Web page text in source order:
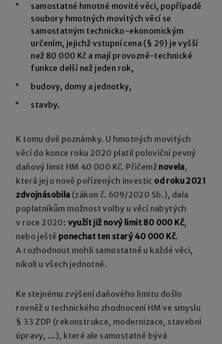
samostatné hmotné movité věci, popřípadě
soubory hmotných movitých věcí se
samostatným technicko-ekonomickým
určením, jejichž vstupní cena (§ 29) je vyšší
než 80 000 Kč a mají provozně-technické
funkce delší než jeden rok,
budovy, domy a jednotky,
stavby.
K tomu dvě poznámky. U hmotných movitých
věcí do konce roku 2020 platil poloviční pevný
daňový limit HM 40 000 Kč. Přičemž novela,
která jej u nově pořízených investic od roku 2021
zdvojnásobila (zákon č. 609/2020 Sb.), dala
poplatníkům možnost volby u věcí nabytých
v roce 2020: využít již nový limit 80 000 Kč,
nebo ještě ponechat ten starý 40 000 Kč.
A rozhodnout mohli samostatně u každé věci,
nikoli u všech jednotně.
Ke stejnému zvýšení daňového limitu došlo
rovněž u technického zhodnocení HM ve smyslu
§ 33 ZDP (rekonstrukce, modernizace, stavební
úpravy, …), které ale samostatně bývá